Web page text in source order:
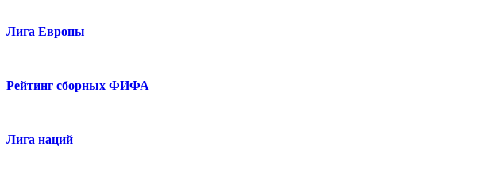
Лига Европы
Рейтинг сборных ФИФА
Лига наций